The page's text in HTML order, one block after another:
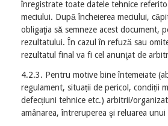
înregistrate toate datele tehnice
meciului. După încheierea meciului,
obligaţia să semneze acest document,
rezultatului. În cazul în refuză sau
rezultatul final va fi cel anunţat de
4.2.3. Pentru motive bine întemeiate
regulament, situații de pericol, condiții
defecțiuni tehnice etc.) arbitrii/
amânarea, întreruperea şi reluarea unui